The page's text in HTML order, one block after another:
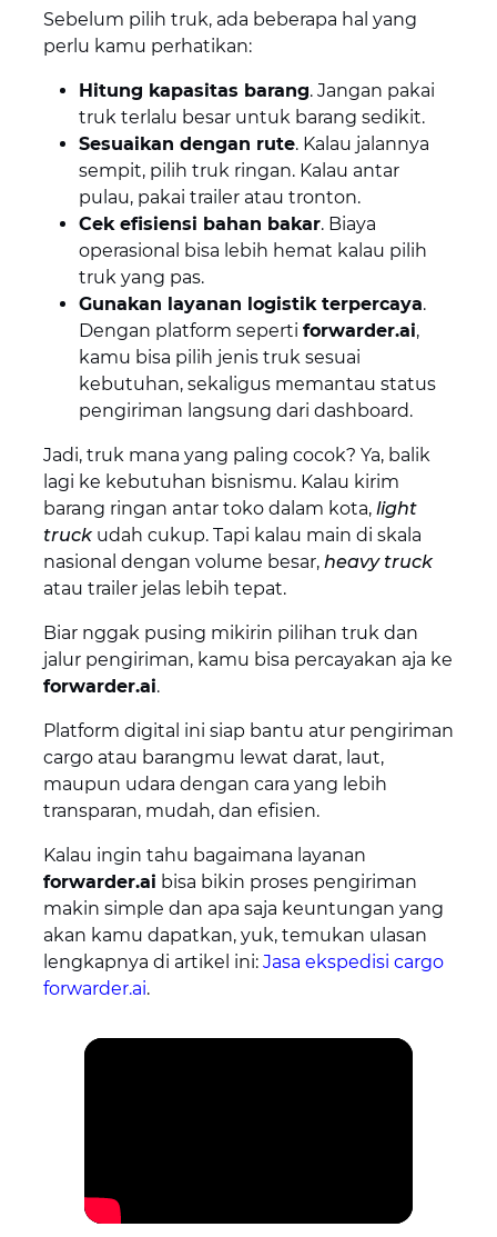
Sebelum pilih truk, ada beberapa hal yang
perlu kamu perhatikan:
Hitung kapasitas barang. Jangan pakai
truk terlalu besar untuk barang sedikit.
Sesuaikan dengan rute. Kalau jalannya
sempit, pilih truk ringan. Kalau antar
pulau, pakai trailer atau tronton.
Cek efisiensi bahan bakar. Biaya
operasional bisa lebih hemat kalau pilih
truk yang pas.
Gunakan layanan logistik terpercaya.
Dengan platform seperti forwarder.ai,
kamu bisa pilih jenis truk sesuai
kebutuhan, sekaligus memantau status
pengiriman langsung dari dashboard.
Jadi, truk mana yang paling cocok? Ya, balik
lagi ke kebutuhan bisnismu. Kalau kirim
barang ringan antar toko dalam kota, light
truckudah cukup. Tapi kalau main di skala
nasional dengan volume besar, heavy truck
atau trailer jelas lebih tepat.
Biar nggak pusing mikirin pilihan truk dan
jalur pengiriman, kamu bisa percayakan aja ke
forwarder.ai.
Platform digital ini siap bantu atur pengiriman
cargo atau barangmu lewat darat, laut,
maupun udara dengan cara yang lebih
transparan, mudah, dan efisien.
Kalau ingin tahu bagaimana layanan
forwarder.ai bisa bikin proses pengiriman
makin simple dan apa saja keuntungan yang
akan kamu dapatkan, yuk, temukan ulasan
lengkapnya di artikel ini: Jasa ekspedisi cargo
forwarder.ai.